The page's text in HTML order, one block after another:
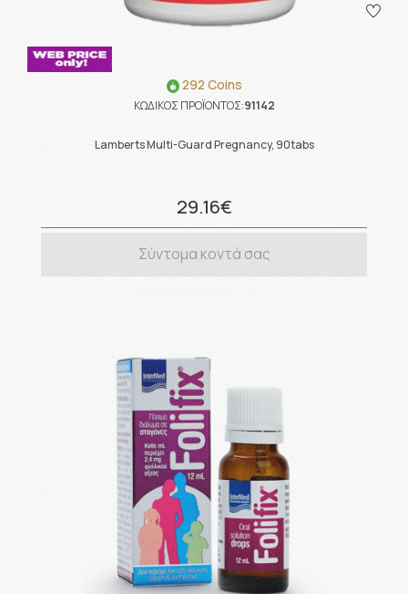
292 Coins
ΚΩΔΙΚΟΣ ΠΡΟΪΟΝΤΟΣ:91142
Lamberts Multi-Guard Pregnancy, 90tabs
29.16€
Σύντομα κοντά σας